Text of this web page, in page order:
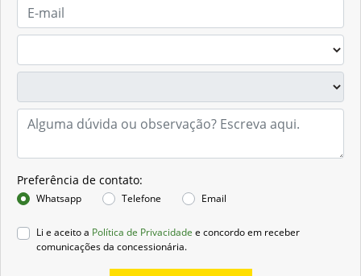
Preferência de contato:
Whatsapp Telefone Email
Li e aceito a Política de Privacidade e concordo em receber
comunicações da concessionária.